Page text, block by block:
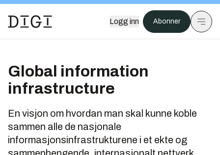
Logg inn Abonner
Global information
infrastructure
En visjon om hvordan man skal kunne koble
sammen alle de nasjonale
informasjonsinfrastrukturene i et ekte og